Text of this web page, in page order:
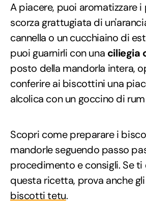
A piacere, puoi aromatizzare
scorza grattugiata di
cannella o un cucchiaino di
puoi guarnirli con una ciliegia
posto della mandorla intera,
conferire ai biscottini una
alcolica con un goccino di
Scopri come preparare i
mandorle seguendo passo
procedimento e consigli. Se ti
questa ricetta, prova anche gli
biscotti tetu.